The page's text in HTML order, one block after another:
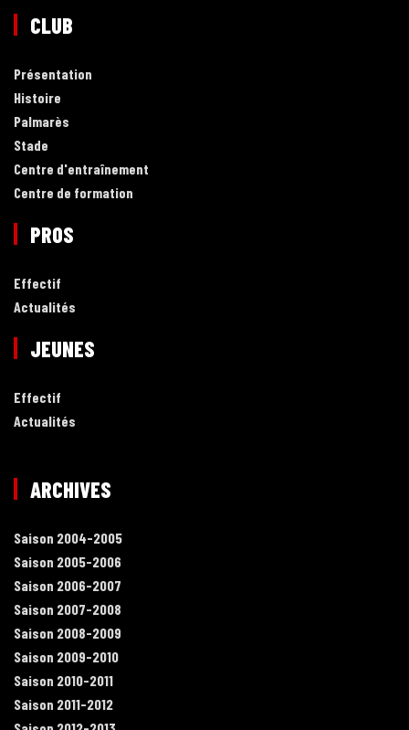
CLUB
Présentation
Histoire
Palmarès
Stade
Centre d'entraînement
Centre de formation
PROS
Effectif
Actualités
JEUNES
Effectif
Actualités
ARCHIVES
Saison 2004-2005
Saison 2005-2006
Saison 2006-2007
Saison 2007-2008
Saison 2008-2009
Saison 2009-2010
Saison 2010-2011
Saison 2011-2012